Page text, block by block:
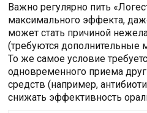
Важно регулярно пить
максимального эффекта,
может стать причиной
(требуются дополнительные
То же самое условие
одновременного приема
средств (например,
снижать эффективность